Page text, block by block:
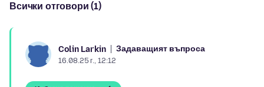
Всички отговори (1)
Colin Larkin Задаващият въпроса
16.08.25 г., 12:12